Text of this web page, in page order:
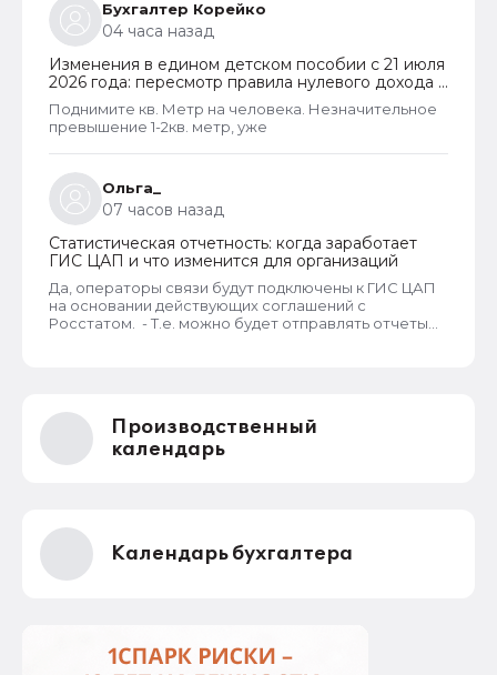
Бухгалтер Корейко
04 часа назад
Изменения в едином детском пособии с 21 июля
2026 года: пересмотр правила нулевого дохода и
новый порядок оформления пособий по месту
пребывания
Поднимите кв. Метр на человека. Незначительное
превышение 1-2кв. метр, уже
Ольга_
07 часов назад
Статистическая отчетность: когда заработает
ГИС ЦАП и что изменится для организаций
Да, операторы связи будут подключены к ГИС ЦАП
на основании действующих соглашений с
Росстатом. - Т.е. можно будет отправлять отчеты
Производственный
календарь
Календарь бухгалтера